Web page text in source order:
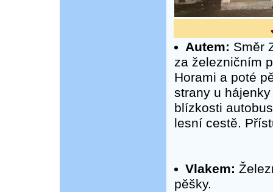
Autem: Směr
za železničním
Horami a poté
strany u
blízkosti
lesní cestě.
Vlakem:
pěšky.